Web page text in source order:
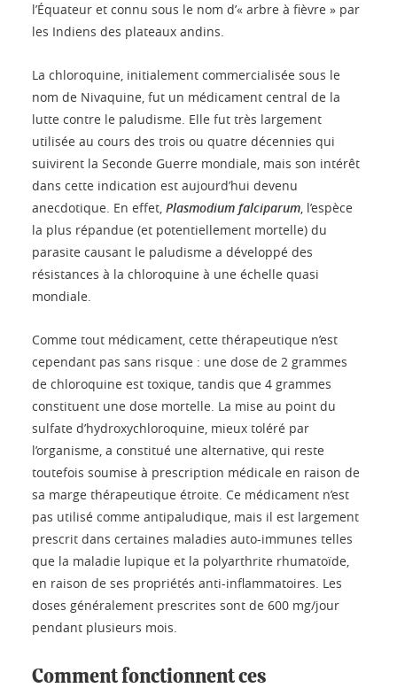
l’Équateur et connu sous le nom d’« arbre à fièvre » par
les Indiens des plateaux andins.
La chloroquine, initialement commercialisée sous le
nom de Nivaquine, fut un médicament central de la
lutte contre le paludisme. Elle fut très largement
utilisée au cours des trois ou quatre décennies qui
suivirent la Seconde Guerre mondiale, mais son intérêt
dans cette indication est aujourd’hui devenu
anecdotique. En effet, Plasmodium falciparum, l’espèce
la plus répandue (et potentiellement mortelle) du
parasite causant le paludisme a développé des
résistances à la chloroquine à une échelle quasi
mondiale.
Comme tout médicament, cette thérapeutique n’est
cependant pas sans risque : une dose de 2 grammes
de chloroquine est toxique, tandis que 4 grammes
constituent une dose mortelle. La mise au point du
sulfate d’hydroxychloroquine, mieux toléré par
l’organisme, a constitué une alternative, qui reste
toutefois soumise à prescription médicale en raison de
sa marge thérapeutique étroite. Ce médicament n’est
pas utilisé comme antipaludique, mais il est largement
prescrit dans certaines maladies auto-immunes telles
que la maladie lupique et la polyarthrite rhumatoïde,
en raison de ses propriétés anti-inflammatoires. Les
doses généralement prescrites sont de 600 mg/jour
pendant plusieurs mois.
Comment fonctionnent ces